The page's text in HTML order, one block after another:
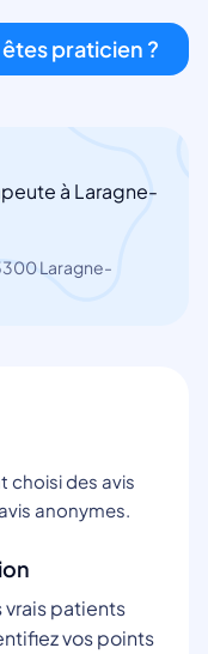
praticien ?
à Laragne-
Laragne-
choisi des avis
anonymes.
vrais patients
vos points